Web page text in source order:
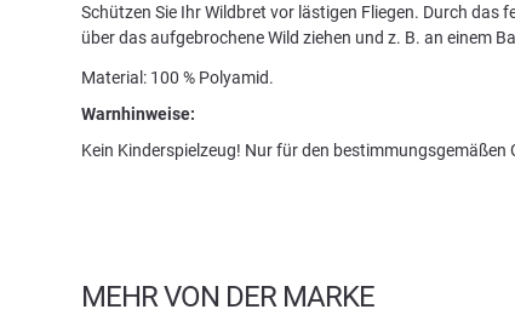
Schützen Sie Ihr Wildbret vor lästigen Fliegen. Durch das
über das aufgebrochene Wild ziehen und z. B. an einem
Material: 100 % Polyamid.
Warnhinweise:
Kein Kinderspielzeug! Nur für den
MEHR VON DER MARKE